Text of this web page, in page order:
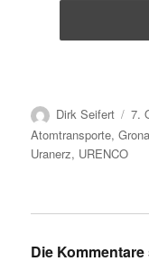
Autor
Dirk Seifert
am
7.
Atomtransporte,
Uranerz, URENCO
Die